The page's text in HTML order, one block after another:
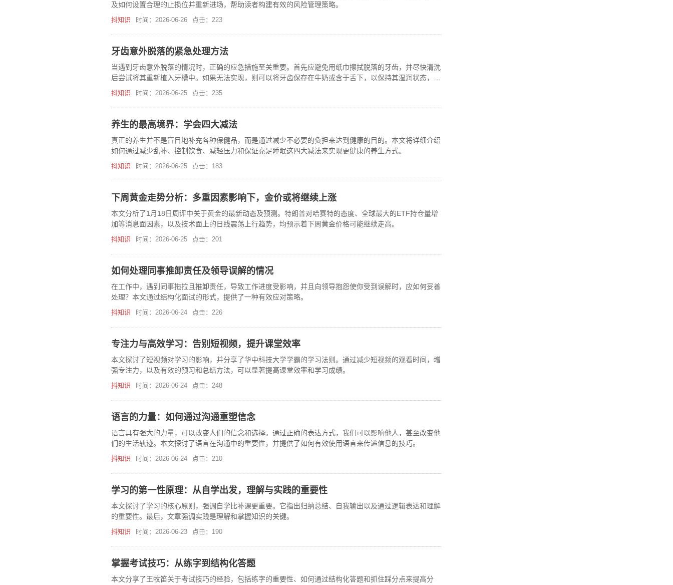
及如何设置合理的止损位并重新进场，帮助读者构建有效的风险管理策略。
抖知识 时间：2026-06-26 点击：223
牙齿意外脱落的紧急处理方法
当遇到牙齿意外脱落的情况时，正确的应急措施至关重要。首先应避免用纸巾擦拭脱落的牙齿，并尽快清洗
后尝试将其重新植入牙槽中。如果无法实现，则可以将牙齿保存在牛奶或含于舌下，以保持其湿润状态，随
后尽快就医。
抖知识 时间：2026-06-25 点击：235
养生的最高境界：学会四大减法
真正的养生并不是盲目地补充各种保健品，而是通过减少不必要的负担来达到健康的目的。本文将详细介绍
如何通过减少乱补、控制饮食、减轻压力和保证充足睡眠这四大减法来实现更健康的养生方式。
抖知识 时间：2026-06-25 点击：183
下周黄金走势分析：多重因素影响下，金价或将继续上涨
本文分析了1月18日周评中关于黄金的最新动态及预测。特朗普对哈赛特的态度、全球最大的ETF持仓量增
加等消息面因素，以及技术面上的日线震荡上行趋势，均预示着下周黄金价格可能继续走高。
抖知识 时间：2026-06-25 点击：201
如何处理同事推卸责任及领导误解的情况
在工作中，遇到同事拖拉且推卸责任，导致工作进度受影响，并且向领导抱怨使你受到误解时，应如何妥善
处理？本文通过结构化面试的形式，提供了一种有效应对策略。
抖知识 时间：2026-06-24 点击：226
专注力与高效学习：告别短视频，提升课堂效率
本文探讨了短视频对学习的影响，并分享了华中科技大学学霸的学习法则。通过减少短视频的观看时间，增
强专注力，以及有效的预习和总结方法，可以显著提高课堂效率和学习成绩。
抖知识 时间：2026-06-24 点击：248
语言的力量：如何通过沟通重塑信念
语言具有强大的力量，可以改变人们的信念和选择。通过正确的表达方式，我们可以影响他人，甚至改变他
们的生活轨迹。本文探讨了语言在沟通中的重要性，并提供了如何有效使用语言来传递信息的技巧。
抖知识 时间：2026-06-24 点击：210
学习的第一性原理：从自学出发，理解与实践的重要性
本文探讨了学习的核心原则，强调自学比补课更重要。它指出归纳总结、自我输出以及通过逻辑表达和理解
的重要性。最后，文章强调实践是理解和掌握知识的关键。
抖知识 时间：2026-06-23 点击：190
掌握考试技巧：从练字到结构化答题
本文分享了王牧笛关于考试技巧的经验，包括练字的重要性、如何通过结构化答题和抓住踩分点来提高分